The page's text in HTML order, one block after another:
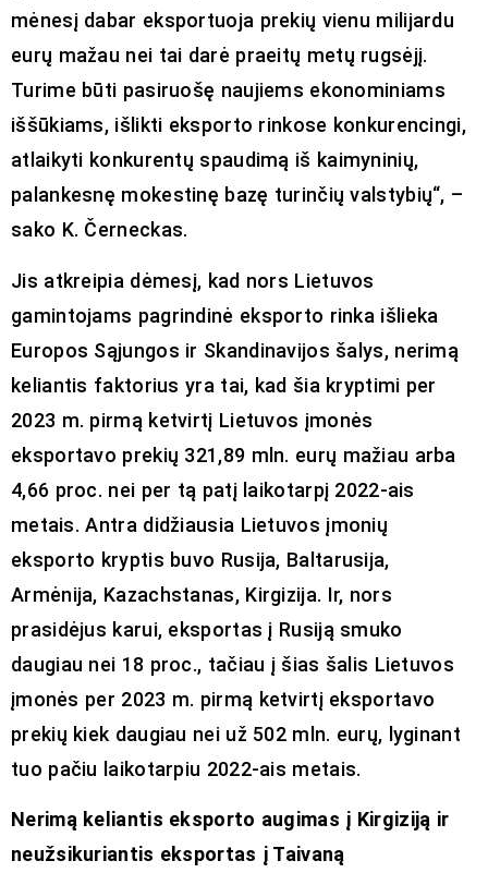
mėnesį dabar eksportuoja prekių vienu milijardu
eurų mažau nei tai darė praeitų metų rugsėjį.
Turime būti pasiruošę naujiems ekonominiams
iššūkiams, išlikti eksporto rinkose konkurencingi,
atlaikyti konkurentų spaudimą iš kaimyninių,
palankesnę mokestinę bazę turinčių valstybių“, –
sako K. Černeckas.
Jis atkreipia dėmesį, kad nors Lietuvos
gamintojams pagrindinė eksporto rinka išlieka
Europos Sąjungos ir Skandinavijos šalys, nerimą
keliantis faktorius yra tai, kad šia kryptimi per
2023 m. pirmą ketvirtį Lietuvos įmonės
eksportavo prekių 321,89 mln. eurų mažiau arba
4,66 proc. nei per tą patį laikotarpį 2022-ais
metais. Antra didžiausia Lietuvos įmonių
eksporto kryptis buvo Rusija, Baltarusija,
Armėnija, Kazachstanas, Kirgizija. Ir, nors
prasidėjus karui, eksportas į Rusiją smuko
daugiau nei 18 proc., tačiau į šias šalis Lietuvos
įmonės per 2023 m. pirmą ketvirtį eksportavo
prekių kiek daugiau nei už 502 mln. eurų, lyginant
tuo pačiu laikotarpiu 2022-ais metais.
Nerimą keliantis eksporto augimas į Kirgiziją ir
neužsikuriantis eksportas į Taivaną